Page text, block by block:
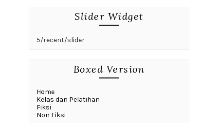
Slider Widget
5/recent/slider
Boxed Version
Home
Kelas dan Pelatihan
Fiksi
Non Fiksi